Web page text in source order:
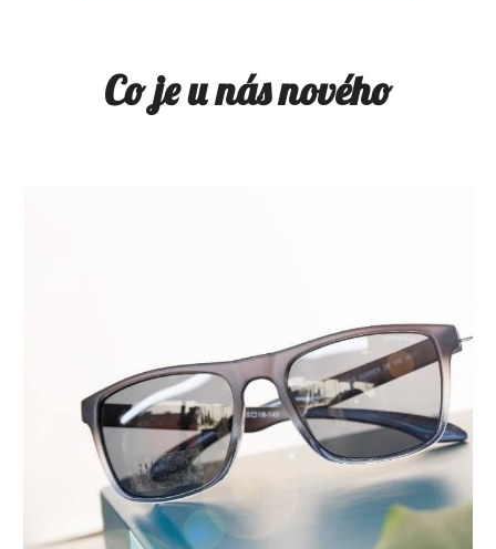
Co je u nás nového